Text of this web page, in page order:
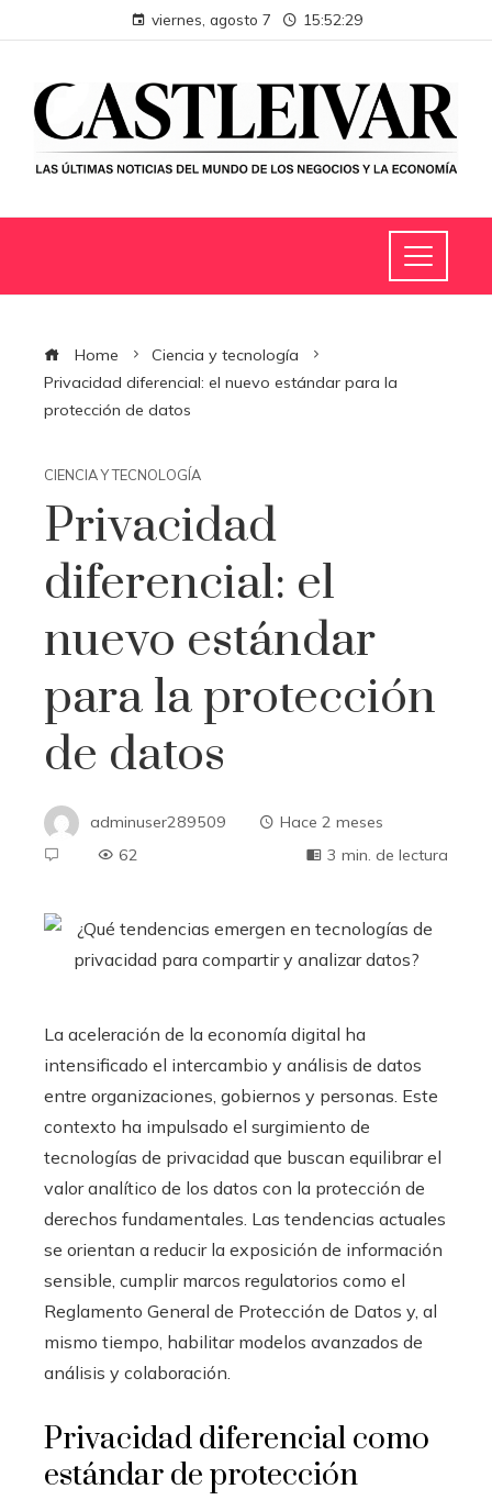
viernes, agosto 7 15:52:30
Home
Ciencia y tecnología
Privacidad diferencial: el nuevo estándar para la
protección de datos
CIENCIA Y TECNOLOGÍA
Privacidad
diferencial: el
nuevo estándar
para la protección
de datos
adminuser289509
Hace 2 meses
62
3 min. de lectura
La aceleración de la economía digital ha
intensificado el intercambio y análisis de datos
entre organizaciones, gobiernos y personas. Este
contexto ha impulsado el surgimiento de
tecnologías de privacidad que buscan equilibrar el
valor analítico de los datos con la protección de
derechos fundamentales. Las tendencias actuales
se orientan a reducir la exposición de información
sensible, cumplir marcos regulatorios como el
Reglamento General de Protección de Datos y, al
mismo tiempo, habilitar modelos avanzados de
análisis y colaboración.
Privacidad diferencial como
estándar de protección